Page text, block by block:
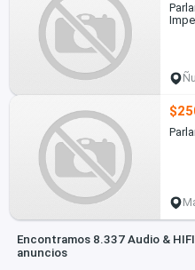
Encontramos 8.337 Audio &
anuncios